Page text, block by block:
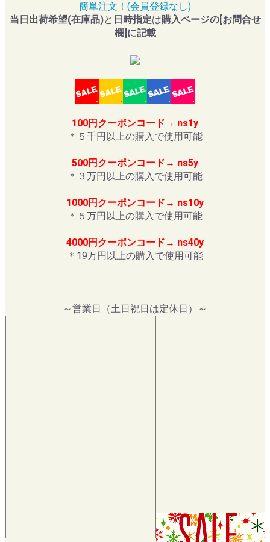
簡単注文！(会員登録なし)
当日出荷希望(在庫品)と 日時指定は購入ページの[お問合せ
欄]に記載
100円クーポンコード→ ns1y
＊５千円以上の購入で使用可能
500円クーポンコード→ ns5y
＊３万円以上の購入で使用可能
1000円クーポンコード→ ns10y
＊５万円以上の購入で使用可能
4000円クーポンコード→ ns40y
＊19万円以上の購入で使用可能
～営業日（土日祝日は定休日）～